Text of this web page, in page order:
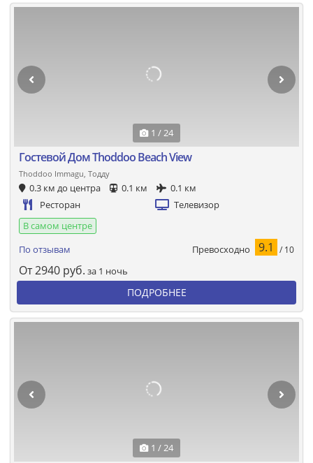
1 / 24
Гостевой Дом Thoddoo Beach View
Thoddoo Immagu, Тодду
0.3 км до центра 0.1 км
0.1 км
Ресторан
Телевизор
В самом центре
По отзывам
Превосходно 9.1 / 10
От2940 руб. за 1 ночь
ПОДРОБНЕЕ
1 / 24